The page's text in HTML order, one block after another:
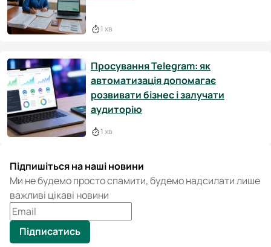
1 хв
Просування Telegram: як
автоматизація допомагає
розвивати бізнес і залучати
аудиторію
1 хв
Підпишіться на наші новини
Ми не будемо просто спамити, будемо надсилати лише
важливі цікаві новини
Підписатись